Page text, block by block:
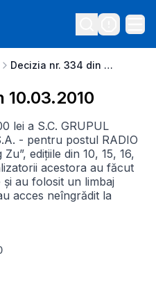
Decizia nr. 334 din 10.03.2010
10.03.2010
lei a S.C. GRUPUL
- pentru postul RADIO
edițiile din 10, 15, 16,
acestora au făcut
au folosit un limbaj
acces neîngrădit la